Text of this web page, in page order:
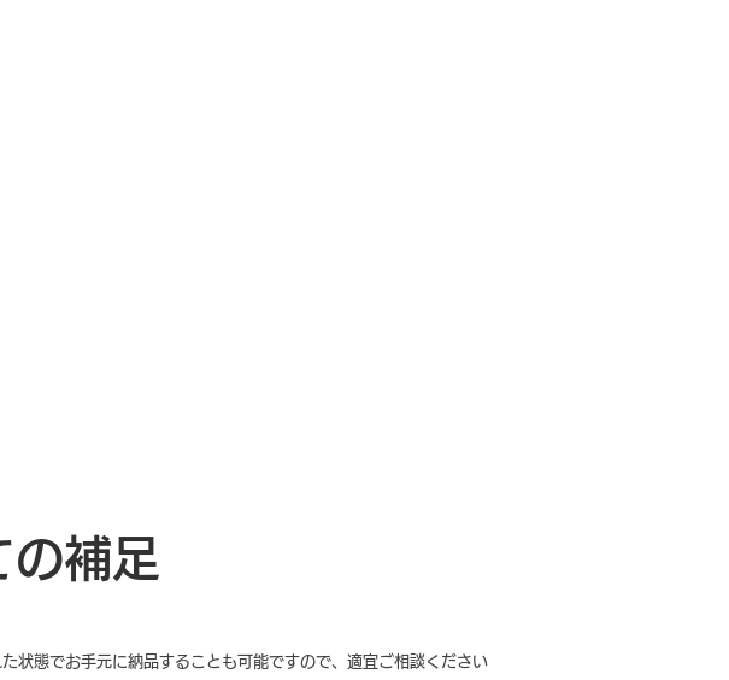
の補足
状態でお手元に納品することも可能ですので、適宜ご相談ください